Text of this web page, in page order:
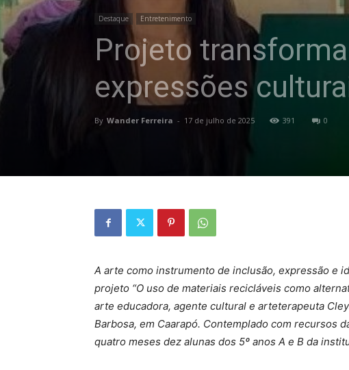
Destaque Entretenimento
Projeto
expressões
By Wander Ferreira - 17 de julho de 2025 391 0
A arte como instrumento de inclusão, expressão e
projeto “O uso de materiais recicláveis como
arte educadora, agente cultural e arteterapeuta
Barbosa, em Caarapó. Contemplado com recursos
quatro meses dez alunas dos 5º anos A e B da